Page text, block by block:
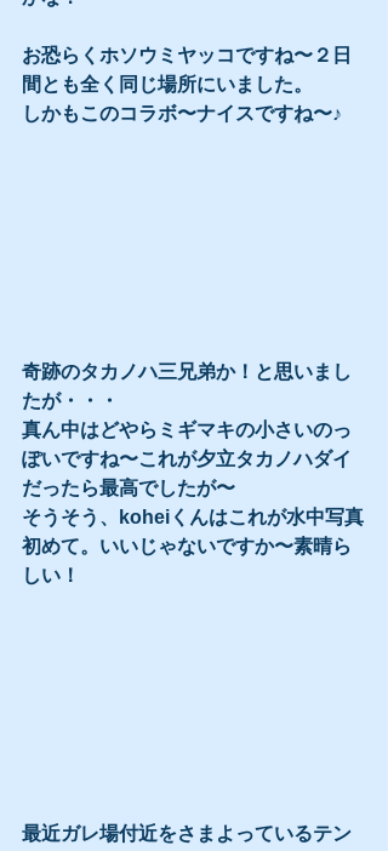
お恐らくホソウミヤッコですね〜２日
間とも全く同じ場所にいました。
しかもこのコラボ〜ナイスですね〜♪
奇跡のタカノハ三兄弟か！と思いまし
たが・・・
真ん中はどやらミギマキの小さいのっ
ぽいですね〜これが夕立タカノハダイ
だったら最高でしたが〜
そうそう、koheiくんはこれが水中写真
初めて。いいじゃないですか〜素晴ら
しい！
最近ガレ場付近をさまよっているテン